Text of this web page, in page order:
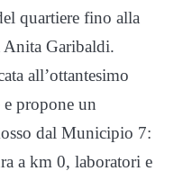
quartiere fino alla
Anita Garibaldi.
all’ottantesimo
propone un
dal Municipio 7:
a km 0, laboratori e